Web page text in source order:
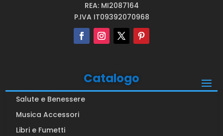
REA: MI2087164
P.IVA IT09392070968
Catalogo
Salute e Benessere
Musica Accessori
Libri e Fumetti